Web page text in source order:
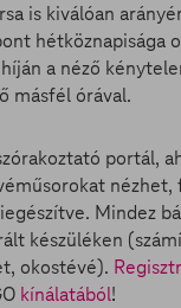
is kiválóan
hétköznapisága
a néző
másfél órával.
portál,
nézhet,
Mindez
készüléken
okostévé).
kínálatából!